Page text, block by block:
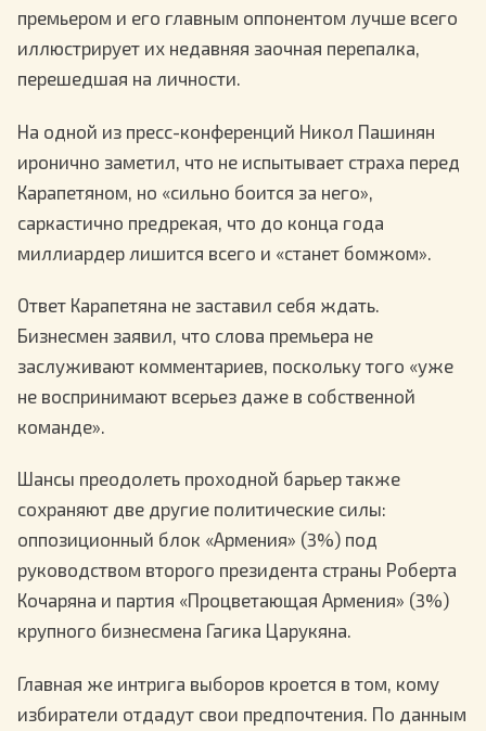
премьером и его главным оппонентом лучше всего
иллюстрирует их недавняя заочная перепалка,
перешедшая на личности.
На одной из пресс-конференций Никол Пашинян
иронично заметил, что не испытывает страха перед
Карапетяном, но «сильно боится за него»,
саркастично предрекая, что до конца года
миллиардер лишится всего и «станет бомжом».
Ответ Карапетяна не заставил себя ждать.
Бизнесмен заявил, что слова премьера не
заслуживают комментариев, поскольку того «уже
не воспринимают всерьез даже в собственной
команде».
Шансы преодолеть проходной барьер также
сохраняют две другие политические силы:
оппозиционный блок «Армения» (3%) под
руководством второго президента страны Роберта
Кочаряна и партия «Процветающая Армения» (3%)
крупного бизнесмена Гагика Царукяна.
Главная же интрига выборов кроется в том, кому
избиратели отдадут свои предпочтения. По данным